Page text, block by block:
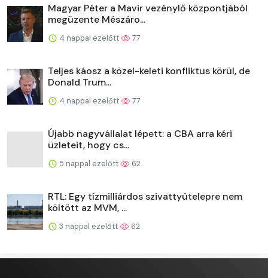
Magyar Péter a Mavir vezénylő központjából
megüzente Mészáro...
4 nappal ezelőtt 77
Teljes káosz a közel-keleti konfliktus körül, de
Donald Trum...
4 nappal ezelőtt 77
Újabb nagyvállalat lépett: a CBA arra kéri
üzleteit, hogy cs...
5 nappal ezelőtt 62
RTL: Egy tízmilliárdos szivattyútelepre nem
költött az MVM, ...
3 nappal ezelőtt 62